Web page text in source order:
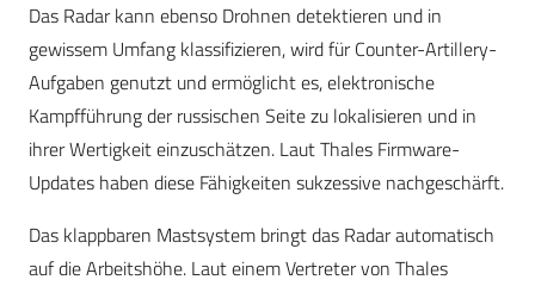
Das Radar kann ebenso Drohnen detektieren und in
gewissem Umfang klassifizieren, wird für Counter-Artillery-
Aufgaben genutzt und ermöglicht es, elektronische
Kampfführung der russischen Seite zu lokalisieren und in
ihrer Wertigkeit einzuschätzen. Laut Thales Firmware-
Updates haben diese Fähigkeiten sukzessive nachgeschärft.
Das klappbaren Mastsystem bringt das Radar automatisch
auf die Arbeitshöhe. Laut einem Vertreter von Thales